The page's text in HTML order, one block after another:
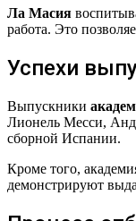
Ла Масия
работа. Это
Успехи
Выпускники
Лионель Месси,
сборной Испании.
Кроме того,
демонстрируют